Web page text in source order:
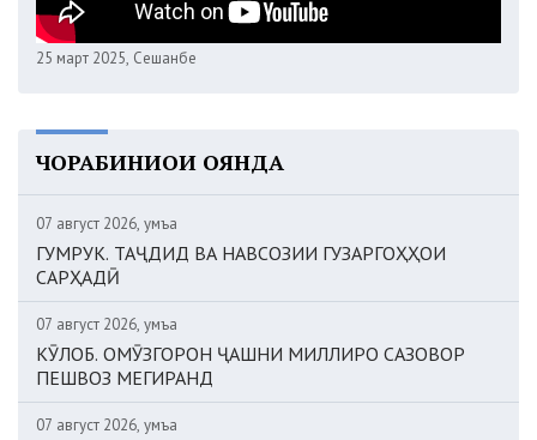
25 март 2025, Сешанбе
ЧОРАБИНИҲОИ ОЯНДА
07 август 2026, Ҷумъа
ГУМРУК. ТАҶДИД ВА НАВСОЗИИ ГУЗАРГОҲҲОИ
САРҲАДӢ
07 август 2026, Ҷумъа
КӮЛОБ. ОМӮЗГОРОН ҶАШНИ МИЛЛИРО САЗОВОР
ПЕШВОЗ МЕГИРАНД
07 август 2026, Ҷумъа